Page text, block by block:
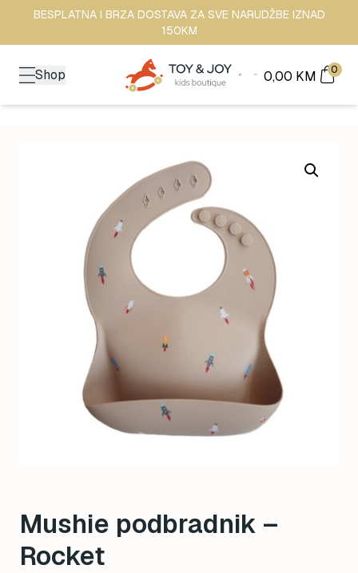
BESPLATNA I BRZA DOSTAVA ZA SVE NARUDŽBE IZNAD
150KM
Shop 0,00 KM 0
Mushie podbradnik –
Rocket